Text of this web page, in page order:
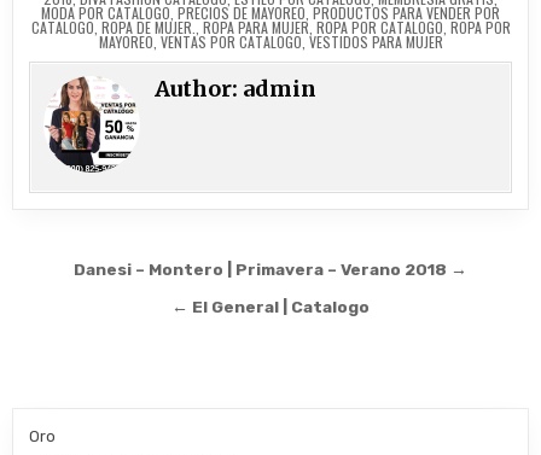
MODA POR CATALOGO PRECIOS DE MAYOREO PRODUCTOS PARA VENDER POR
CATALOGO ROPA DE MUJER. ROPA PARA MUJER ROPA POR CATALOGO ROPA POR
MAYOREO VENTAS POR CATALOGO VESTIDOS PARA MUJER
Author: admin
Post
navigation
Danesi – Montero | Primavera – Verano 2018 →
← El General | Catalogo
Oro